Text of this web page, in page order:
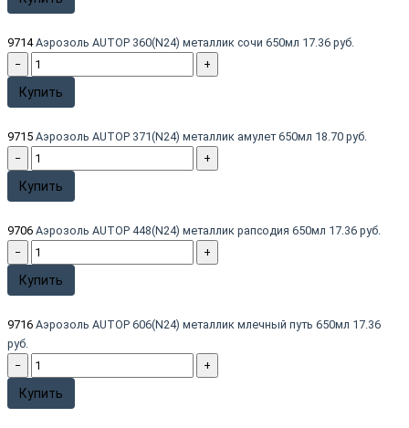
9714 Аэрозоль AUTOP 360(N24) металлик сочи 650мл 17.36 руб.
−
+
Купить
9715 Аэрозоль AUTOP 371(N24) металлик амулет 650мл 18.70 руб.
−
+
Купить
9706 Аэрозоль AUTOP 448(N24) металлик рапсодия 650мл 17.36 руб.
−
+
Купить
9716 Аэрозоль AUTOP 606(N24) металлик млечный путь 650мл 17.36
руб.
−
+
Купить